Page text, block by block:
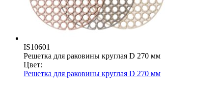
IS10601
Решетка для раковины круглая D 270 мм
Цвет:
Решетка для раковины круглая D 270 мм